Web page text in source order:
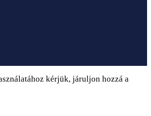
kérjük, járuljon hozzá a